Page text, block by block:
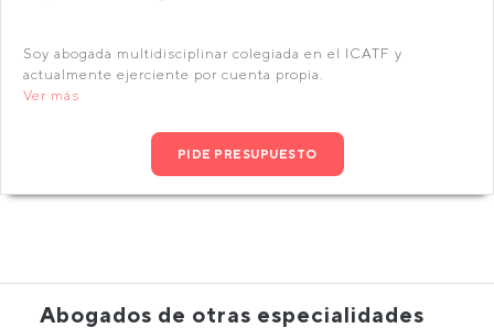
Soy abogada multidisciplinar colegiada en el ICATF y
actualmente ejerciente por cuenta propia.
Ver más
PIDE PRESUPUESTO
Abogados de otras especialidades